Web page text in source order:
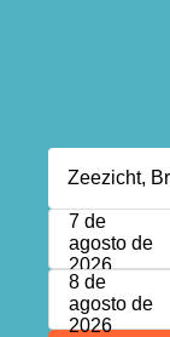
7 de
agosto de
2026
8 de
agosto de
2026